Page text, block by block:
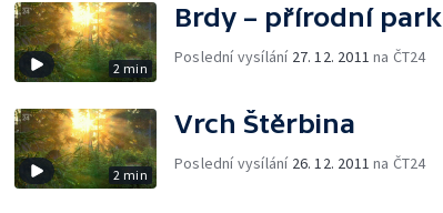
2 min
Brdy – přírodní park
Poslední vysílání 27. 12. 2011 na ČT24
2 min
Vrch Štěrbina
Poslední vysílání 26. 12. 2011 na ČT24